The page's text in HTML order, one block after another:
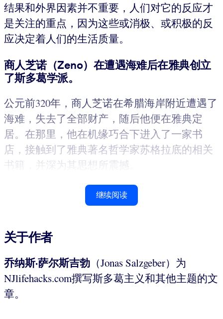
结果和外界因素并不重要，人们对它的反应才
是关注的重点，因为这些或消极、或积极的反
应决定着人们的生活质量。
商人芝诺（Zeno）在遭遇海难后在雅典创立
了斯多葛学派。
公元前320年，商人芝诺在希腊海岸附近遭遇了
海难，失去了全部财产，随后他便在雅典定
居。在那里，他在机缘巧合下进入了一家书
店，接触到了雅典著名哲学家苏格拉底的相关
书籍，并深为其思想所震撼。
继续阅读
关于作者
乔纳斯·萨尔斯吉勃 （Jonas Salzgeber）为
NJlifehacks.com撰写斯多葛主义和其他主题的文
章。